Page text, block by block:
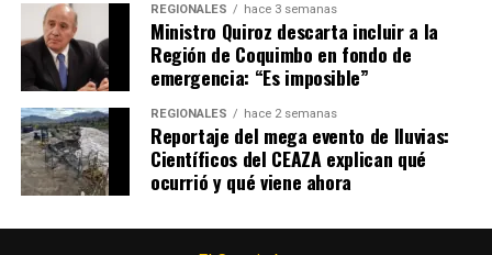
REGIONALES hace 3 semanas
Ministro Quiroz descarta incluir a la
Región de Coquimbo en fondo de
emergencia: “Es imposible”
REGIONALES hace 2 semanas
Reportaje del mega evento de lluvias:
Científicos del CEAZA explican qué
ocurrió y qué viene ahora